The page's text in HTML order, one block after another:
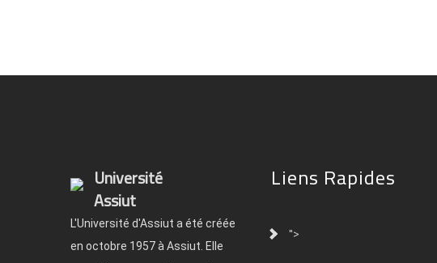
Université
Assiut
L'Université d'Assiut a été créée
en octobre 1957 à Assiut. Elle
Liens Rapides
">